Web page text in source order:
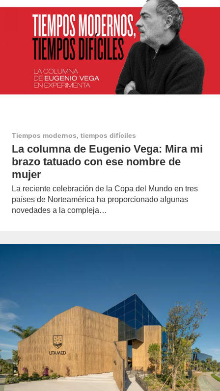
Tiempos modernos, tiempos difíciles
La columna de Eugenio Vega: Mira mi
brazo tatuado con ese nombre de
mujer
La reciente celebración de la Copa del Mundo en tres
países de Norteamérica ha proporcionado algunas
novedades a la compleja…